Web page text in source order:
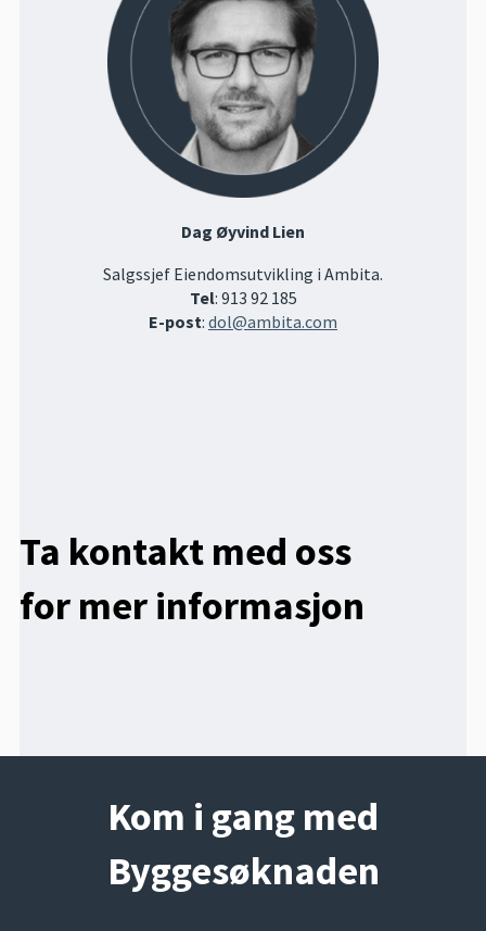
Dag Øyvind Lien
Salgssjef Eiendomsutvikling i Ambita.
Tel: 913 92 185
E-post: dol@ambita.com
Ta kontakt med oss
for mer informasjon
Kom i gang med
Byggesøknaden